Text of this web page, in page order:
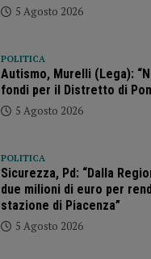
5 Agosto 2026
POLITICA
Autismo, Murelli (Lega):
fondi per il Distretto di
5 Agosto 2026
POLITICA
Sicurezza, Pd: “Dalla
due milioni di euro per
stazione di Piacenza”
5 Agosto 2026